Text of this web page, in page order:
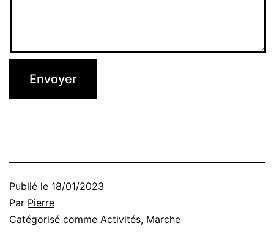
Publié le 18/01/2023
Par Pierre
Catégorisé comme Activités, Marche